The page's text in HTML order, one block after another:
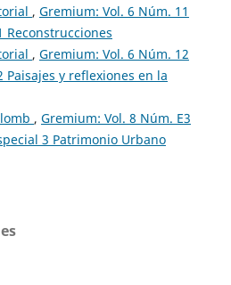
, Gremium: Vol. 6 Núm. 11
Reconstrucciones
, Gremium: Vol. 6 Núm. 12
Paisajes y reflexiones en la
, Gremium: Vol. 8 Núm. E3
3 Patrimonio Urbano